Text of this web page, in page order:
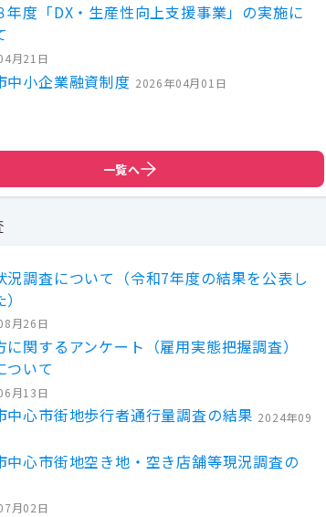
年度「DX・生産性向上支援事業」の実施に
月21日
中小企業融資制度 2026年04月01日
一覧へ
況調査について（令和7年度の結果を公表し
月26日
に関するアンケート（雇用実態把握調査）
ついて
月13日
中心市街地歩行者通行量調査の結果 2024年09
中心市街地空き地・空き店舗等現況調査の
月02日